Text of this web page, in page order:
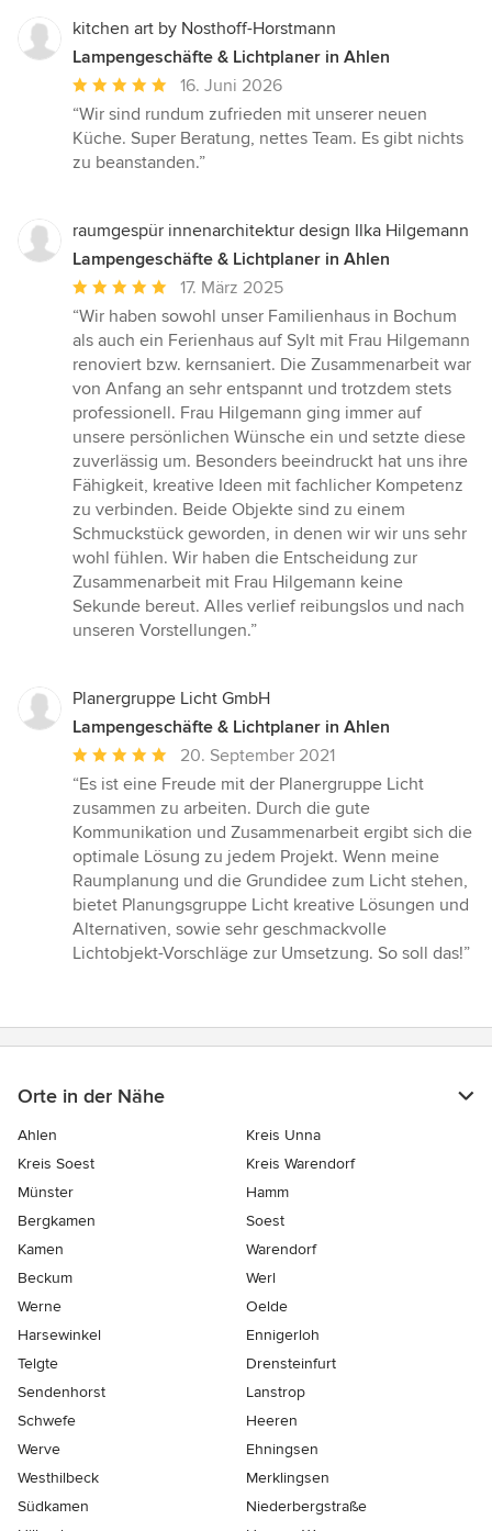
kitchen art by Nosthoff-Horstmann
Lampengeschäfte & Lichtplaner in Ahlen
Durchschnittliche
Bewertung:
5
von
16. Juni 2026
“Wir sind rundum zufrieden mit unserer neuen
Küche. Super Beratung, nettes Team. Es gibt nichts
zu beanstanden.”
raumgespür innenarchitektur design Ilka Hilgemann
Lampengeschäfte & Lichtplaner in Ahlen
Durchschnittliche
Bewertung:
5
von
5
Sternen
17. März 2025
“Wir haben sowohl unser Familienhaus in Bochum
als auch ein Ferienhaus auf Sylt mit Frau Hilgemann
renoviert bzw. kernsaniert. Die Zusammenarbeit war
von Anfang an sehr entspannt und trotzdem stets
professionell. Frau Hilgemann ging immer auf
unsere persönlichen Wünsche ein und setzte diese
zuverlässig um. Besonders beeindruckt hat uns ihre
Fähigkeit, kreative Ideen mit fachlicher Kompetenz
zu verbinden. Beide Objekte sind zu einem
Schmuckstück geworden, in denen wir wir uns sehr
wohl fühlen. Wir haben die Entscheidung zur
Zusammenarbeit mit Frau Hilgemann keine
Sekunde bereut. Alles verlief reibungslos und nach
unseren Vorstellungen.”
Planergruppe Licht GmbH
Lampengeschäfte & Lichtplaner in Ahlen
Durchschnittliche
Bewertung:
5
von
5
Sternen
20. September 2021
“Es ist eine Freude mit der Planergruppe Licht
zusammen zu arbeiten. Durch die gute
Kommunikation und Zusammenarbeit ergibt sich die
optimale Lösung zu jedem Projekt. Wenn meine
Raumplanung und die Grundidee zum Licht stehen,
bietet Planungsgruppe Licht kreative Lösungen und
Alternativen, sowie sehr geschmackvolle
Lichtobjekt-Vorschläge zur Umsetzung. So soll das!”
Orte in der Nähe
Ahlen
Kreis Unna
Kreis Soest
Kreis Warendorf
Münster
Hamm
Bergkamen
Soest
Kamen
Warendorf
Beckum
Werl
Werne
Oelde
Harsewinkel
Ennigerloh
Telgte
Drensteinfurt
Sendenhorst
Lanstrop
Schwefe
Heeren
Werve
Ehningsen
Westhilbeck
Merklingsen
Südkamen
Niederbergstraße